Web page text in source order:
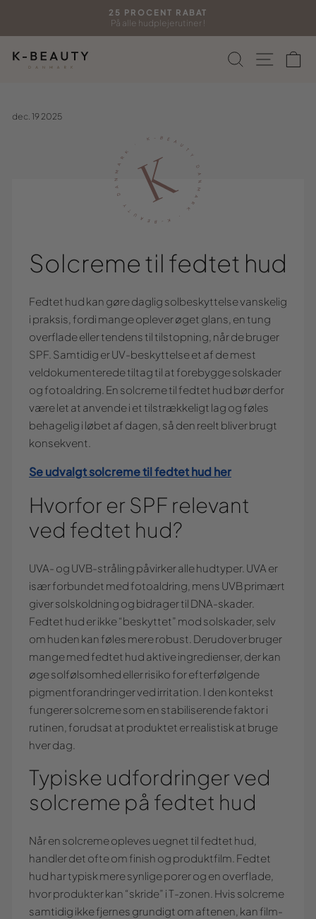
indhold
Sæt
25 PROCENT RABAT
På alle hudplejerutiner !
Søg Side
dec. 19 2025
Solcreme til fedtet hud
Fedtet hud kan gøre daglig solbeskyttelse vanskelig
i praksis, fordi mange oplever øget glans, en tung
overflade eller tendens til tilstopning, når de bruger
SPF. Samtidig er UV-beskyttelse et af de mest
veldokumenterede tiltag til at forebygge solskader
og fotoaldring. En solcreme til fedtet hud bør derfor
være let at anvende i et tilstrækkeligt lag og føles
behagelig i løbet af dagen, så den reelt bliver brugt
konsekvent.
Se udvalgt solcreme til fedtet hud her
Hvorfor er SPF relevant
ved fedtet hud?
UVA- og UVB-stråling påvirker alle hudtyper. UVA er
især forbundet med fotoaldring, mens UVB primært
giver solskoldning og bidrager til DNA-skader.
Fedtet hud er ikke “beskyttet” mod solskader, selv
om huden kan føles mere robust. Derudover bruger
mange med fedtet hud aktive ingredienser, der kan
øge solfølsomhed eller risiko for efterfølgende
pigmentforandringer ved irritation. I den kontekst
fungerer solcreme som en stabiliserende faktor i
rutinen, forudsat at produktet er realistisk at bruge
hver dag.
Typiske udfordringer ved
solcreme på fedtet hud
Når en solcreme opleves uegnet til fedtet hud,
handler det ofte om finish og produktfilm. Fedtet
hud har typisk mere synlige porer og en overflade,
hvor produkter kan “skride” i T-zonen. Hvis solcreme
samtidig ikke fjernes grundigt om aftenen, kan film-